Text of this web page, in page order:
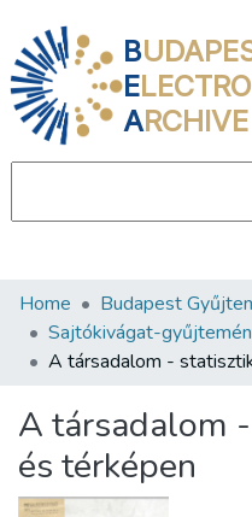
B
E
ARCHIVE
Communities &
All of DSpace
About us
Home Budapest
Sajtókivágat-
A társadalom
és térképen